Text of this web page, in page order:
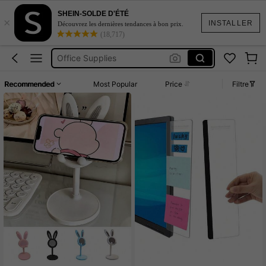
INSTALLER
×
SHEIN-SOLDE D'ÉTÉ
Découvrez les dernières tendances à bon prix.
(18,717)
Bureau
Office Supplies
Desk Accesories
Accessoire Travail
Bureau
Recommended Most Popular Price Filtre